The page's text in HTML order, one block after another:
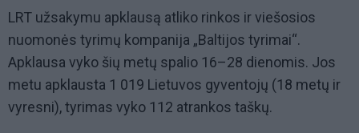
LRT užsakymu apklausą atliko rinkos ir viešosios
nuomonės tyrimų kompanija „Baltijos tyrimai“.
Apklausa vyko šių metų spalio 16–28 dienomis. Jos
metu apklausta 1 019 Lietuvos gyventojų (18 metų ir
vyresni), tyrimas vyko 112 atrankos taškų.